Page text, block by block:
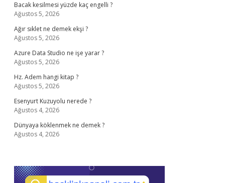
Bacak kesilmesi yüzde kaç engelli ?
Ağustos 5, 2026
Ağır sıklet ne demek ekşi ?
Ağustos 5, 2026
Azure Data Studio ne işe yarar ?
Ağustos 5, 2026
Hz. Adem hangi kitap ?
Ağustos 5, 2026
Esenyurt Kuzuyolu nerede ?
Ağustos 4, 2026
Dünyaya köklenmek ne demek ?
Ağustos 4, 2026